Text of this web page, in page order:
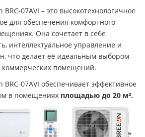
07AVI – это высокотехнологичное
для обеспечения комфортного
Она сочетает в себе
интеллектуальное управление и
что делает её идеальным выбором
коммерческих помещений.
07AVI обеспечивает эффективное
в помещениях площадью до 20 м².